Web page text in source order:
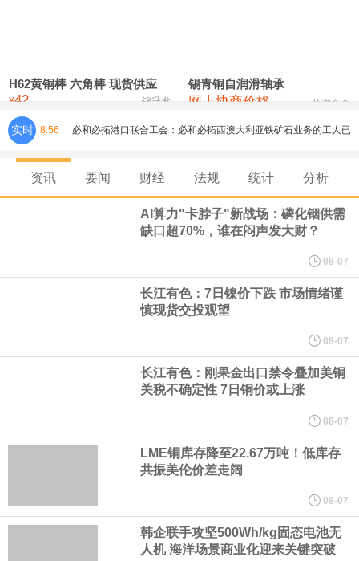
氯化镍 38,300—40,300 39,300 0
H62黄铜棒 六角棒 现货供应
¥42 锦升发
锡青铜自润滑轴承
网上协商价格 芜湖合金
实时 8:56 必和必拓港口联合工会：必和必拓西澳大利亚铁矿石业务的工人已
通知，将于8月9日实施24小时停工。
8月7日，宇树科技董事长王兴兴网上路演时表示，报告期内，公司
元，最近3年复合增长率达70.36%，呈快速增长趋势，并形成多项
（含境内发明专利20项）。
宇树科技董事长、总经理兼首席技术官王兴兴在网上路演时表示，
经过多年研发创新和技术积累，公司逐步形成了包括一体化关节集
成技术、高紧凑度机器人身体集成技术、机器人激光雷达全自研核
资讯 要闻 财经 法规 统计 分析
AI算力"卡脖子"新战场：磷化铟供需
缺口超70%，谁在闷声发大财？
08-07
长江有色：7日镍价下跌 市场情绪谨
慎现货交投观望
08-07
长江有色：刚果金出口禁令叠加美铜
关税不确定性 7日铜价或上涨
08-07
LME铜库存降至22.67万吨！低库存
共振美伦价差走阔
08-07
韩企联手攻坚500Wh/kg固态电池无
人机 海洋场景商业化迎来关键突破